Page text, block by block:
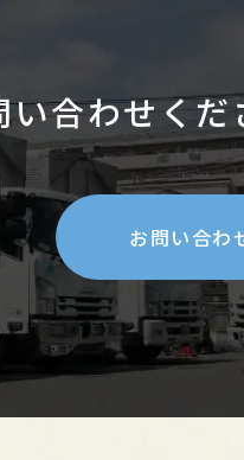
い合わせくだ
お問い合わ